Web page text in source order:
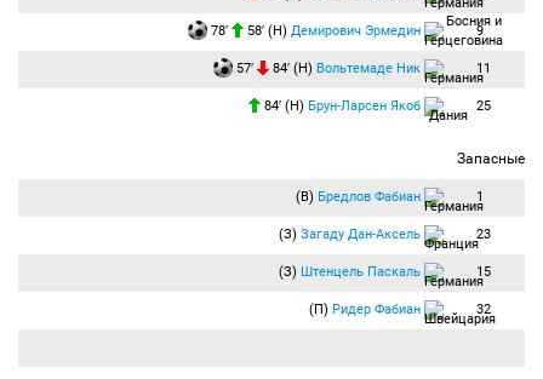
78′ 58′ (Н) Демирович Эрмедин 9
57′ 84′ (Н) Вольтемаде Ник 11
84′ (Н) Брун-Ларсен Якоб 25
Запасные
(В) Бредлов Фабиан 1
(З) Загаду Дан-Аксель 23
(З) Штенцель Паскаль 15
(П) Ридер Фабиан 32